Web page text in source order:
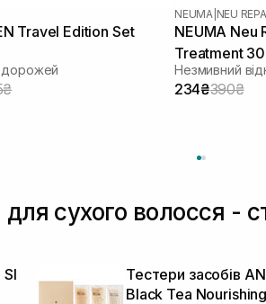
Travel Edition Set
NEUMA| NEU
NEUMA Neu
Treatment
234₴390₴
сухого волосся -
SI
Тестери засобів
Black Tea